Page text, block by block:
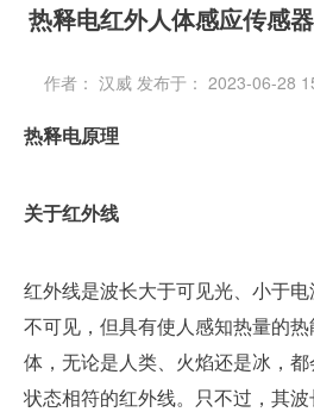
热释电红外人体感应传感
作者： 汉威 发布于： 2023-06-28
热释电原理
关于红外线
红外线是波长大于可见光、小于
不可见，但具有使人感知热量的
体，无论是人类、火焰还是冰，
状态相符的红外线。只不过，其波